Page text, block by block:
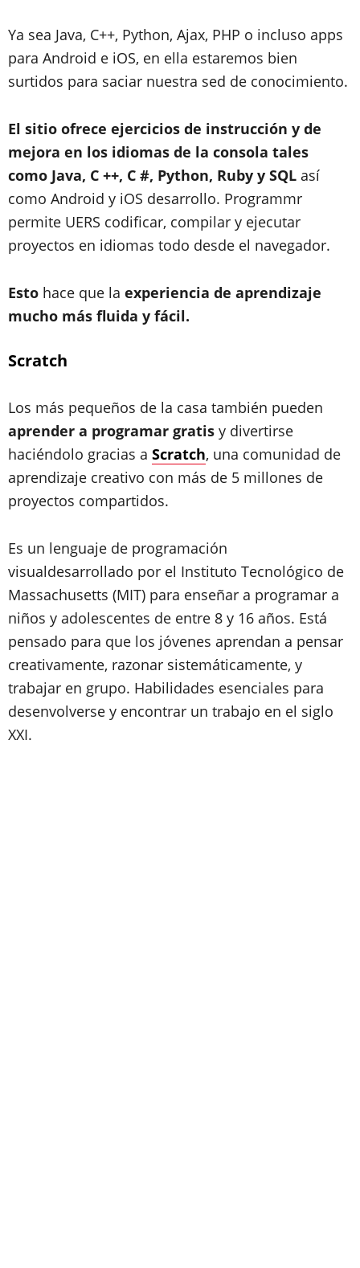
Ya sea Java, C++, Python, Ajax, PHP o incluso apps
para Android e iOS, en ella estaremos bien
surtidos para saciar nuestra sed de conocimiento.
El sitio ofrece ejercicios de instrucción y de
mejora en los idiomas de la consola tales
como Java, C ++, C #, Python, Ruby y SQL así
como Android y iOS desarrollo. Programmr
permite UERS codificar, compilar y ejecutar
proyectos en idiomas todo desde el navegador.
Esto hace que la experiencia de aprendizaje
mucho más fluida y fácil.
Scratch
Los más pequeños de la casa también pueden
aprender a programar gratis y divertirse
haciéndolo gracias a Scratch, una comunidad de
aprendizaje creativo con más de 5 millones de
proyectos compartidos.
Es un lenguaje de programación
visualdesarrollado por el Instituto Tecnológico de
Massachusetts (MIT) para enseñar a programar a
niños y adolescentes de entre 8 y 16 años. Está
pensado para que los jóvenes aprendan a pensar
creativamente, razonar sistemáticamente, y
trabajar en grupo. Habilidades esenciales para
desenvolverse y encontrar un trabajo en el siglo
XXI.